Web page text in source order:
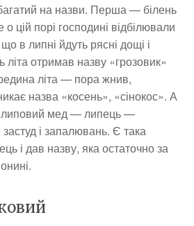
на назви. Перша — білень
цій порі господині відбілювали
в липні йдуть рясні дощі і
літа отримав назву «грозовик»
літа — пора жнив,
назва «косень», «сінокос». А
липовий мед — липець —
і запалювань. Є така
і дав назву, яка остаточно за